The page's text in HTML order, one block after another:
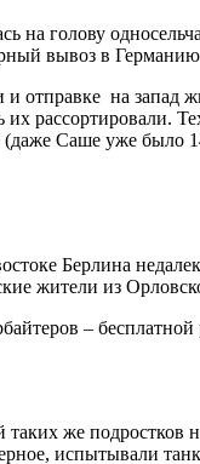
на голову
вывоз в
и отправке на
рассортировали.
Саше уже было
Берлина
жители из
–
же
испытывали